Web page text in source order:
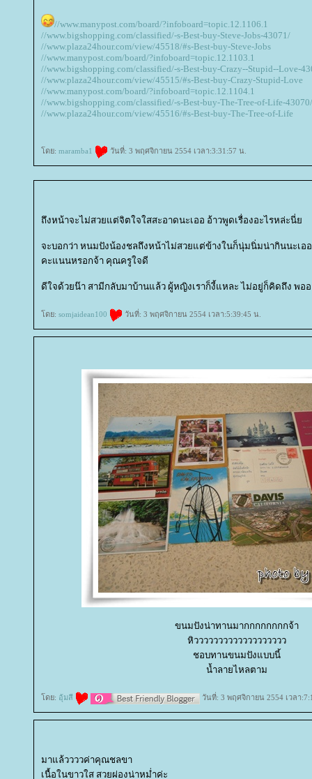
//www.manypost.com/board/?infoboard=topic.12.1106.1
//www.bigshopping.com/classified/-s-Best-buy-Steve-Jobs-43071/
//www.plaza24hour.com/view/45518/#s-Best-buy-Steve-Jobs
//www.manypost.com/board/?infoboard=topic.12.1103.1
//www.bigshopping.com/classified/-s-Best-buy-Crazy--Stupid--Love-
//www.plaza24hour.com/view/45515/#s-Best-buy-Crazy-Stupid-Love
//www.manypost.com/board/?infoboard=topic.12.1104.1
//www.bigshopping.com/classified/-s-Best-buy-The-Tree-of-Life-43070/
//www.plaza24hour.com/view/45516/#s-Best-buy-The-Tree-of-Life
ดย: maramba1 วันที่: 3 พฤศจิกายน 2554 เวลา:3:31:57 น.
ถึงหน้าจะไม่สวยแต่จิตใจใสสะอาดนะเออ อ้าวพูดเรื่องอะไรหล่ะนี่
จะบอกว่า หนมปังน้องชลถึงหน้าไม่สวยแต่ข้างในก็นุ่มนิ่มน่ากินนะเ
คะแนนหรอกจ้า คุณครูใจดี
ดีใจด้วยน๊า สามีกลับมาบ้านแล้ว ผู้หญิงเราก็งี้แหละ ไม่อยู่ก็คิดถึง พอ
ดย: somjaidean100 วันที่: 3 พฤศจิกายน 2554 เวลา:5:39:45 น.
ขนมปังน่าทานมากกกกกกกกจ้า
หิววววววววววววววววววว
ชอบทานขนมปังแบบนี้
น้ำลายไหลตาม
ดย: อุ้มสี วันที่: 3 พฤศจิกายน 2554 เวลา
มาแล้ววววค่าคุณชลขา
เนื้อในขาวใส สวยผ่องน่าหม่ำค่ะ